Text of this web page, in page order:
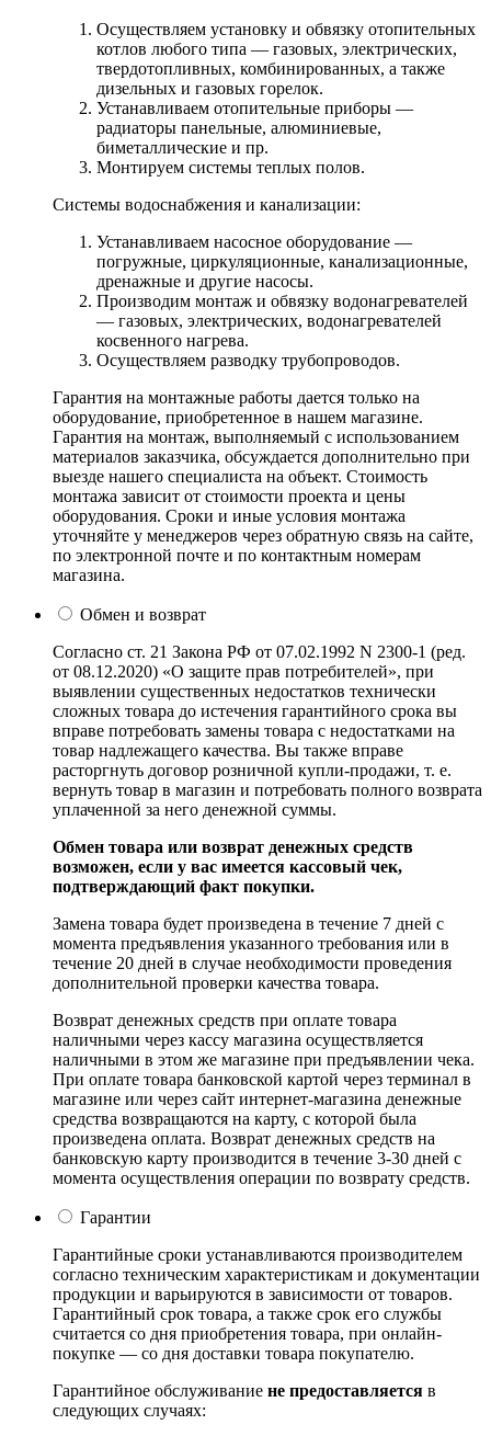
Осуществляем установку и обвязку отопительных
котлов любого типа — газовых, электрических,
твердотопливных, комбинированных, а также
дизельных и газовых горелок.
Устанавливаем отопительные приборы —
радиаторы панельные, алюминиевые,
биметаллические и пр.
Монтируем системы теплых полов.
Системы водоснабжения и канализации:
Устанавливаем насосное оборудование —
погружные, циркуляционные, канализационные,
дренажные и другие насосы.
Производим монтаж и обвязку водонагревателей
— газовых, электрических, водонагревателей
косвенного нагрева.
Осуществляем разводку трубопроводов.
Гарантия на монтажные работы дается только на
оборудование, приобретенное в нашем магазине.
Гарантия на монтаж, выполняемый с использованием
материалов заказчика, обсуждается дополнительно при
выезде нашего специалиста на объект. Стоимость
монтажа зависит от стоимости проекта и цены
оборудования. Сроки и иные условия монтажа
уточняйте у менеджеров через обратную связь на сайте,
по электронной почте и по контактным номерам
магазина.
Обмен и возврат
Согласно ст. 21 Закона РФ от 07.02.1992 N 2300-1 (ред.
от 08.12.2020) «О защите прав потребителей», при
выявлении существенных недостатков технически
сложных товара до истечения гарантийного срока вы
вправе потребовать замены товара с недостатками на
товар надлежащего качества. Вы также вправе
расторгнуть договор розничной купли-продажи, т. е.
вернуть товар в магазин и потребовать полного возврата
уплаченной за него денежной суммы.
Обмен товара или возврат денежных средств
возможен, если у вас имеется кассовый чек,
подтверждающий факт покупки.
Замена товара будет произведена в течение 7 дней с
момента предъявления указанного требования или в
течение 20 дней в случае необходимости проведения
дополнительной проверки качества товара.
Возврат денежных средств при оплате товара
наличными через кассу магазина осуществляется
наличными в этом же магазине при предъявлении чека.
При оплате товара банковской картой через терминал в
магазине или через сайт интернет-магазина денежные
средства возвращаются на карту, с которой была
произведена оплата. Возврат денежных средств на
банковскую карту производится в течение 3-30 дней с
момента осуществления операции по возврату средств.
Гарантии
Гарантийные сроки устанавливаются производителем
согласно техническим характеристикам и документации
продукции и варьируются в зависимости от товаров.
Гарантийный срок товара, а также срок его службы
считается со дня приобретения товара, при онлайн-
покупке — со дня доставки товара покупателю.
Гарантийное обслуживание не предоставляется в
следующих случаях: